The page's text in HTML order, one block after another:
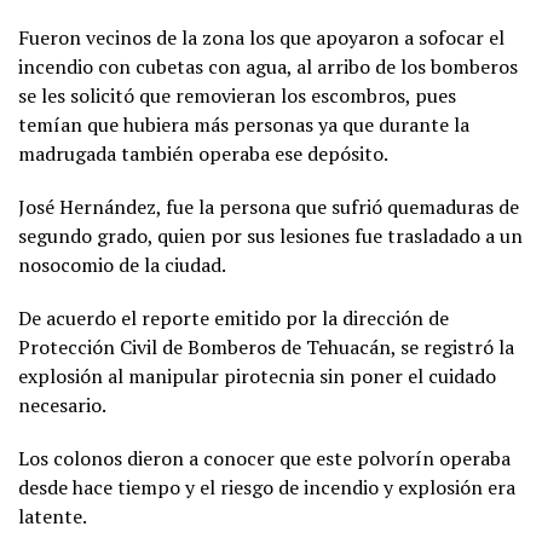
Fueron vecinos de la zona los que apoyaron a sofocar el
incendio con cubetas con agua, al arribo de los bomberos
se les solicitó que removieran los escombros, pues
temían que hubiera más personas ya que durante la
madrugada también operaba ese depósito.
José Hernández, fue la persona que sufrió quemaduras de
segundo grado, quien por sus lesiones fue trasladado a un
nosocomio de la ciudad.
De acuerdo el reporte emitido por la dirección de
Protección Civil de Bomberos de Tehuacán, se registró la
explosión al manipular pirotecnia sin poner el cuidado
necesario.
Los colonos dieron a conocer que este polvorín operaba
desde hace tiempo y el riesgo de incendio y explosión era
latente.